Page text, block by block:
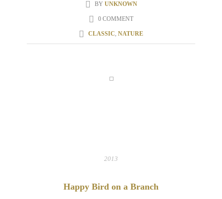
BY UNKNOWN
0 COMMENT
CLASSIC, NATURE
2013
Happy Bird on a Branch